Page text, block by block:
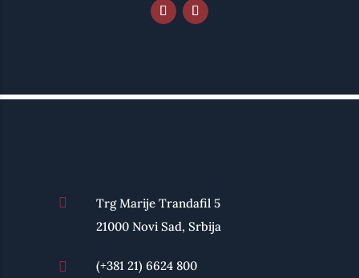

Trg Marije Trandafil 5
21000 Novi Sad, Srbija
 (+381 21) 6624 800